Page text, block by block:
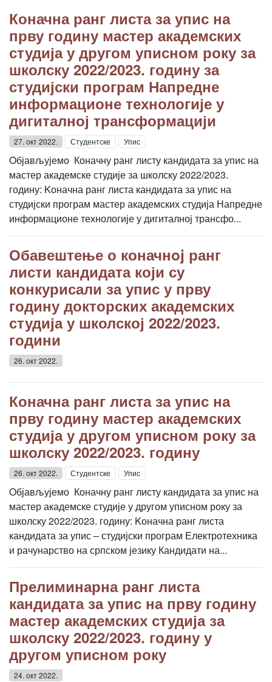
Коначна ранг листа за упис на
прву годину мастер академских
студија у другом уписном року за
школску 2022/2023. годину за
студијски програм Напредне
информационе технологије у
дигиталној трансформацији
27. окт 2022. Студентске Упис
Oбјављујемо Коначну ранг листу кандидата за упис на
мастер академске студије за школску 2022/2023.
годину: Kоначна ранг листа кандидата за упис на
студијски програм мастер академских студија Напредне
информационе технологије у дигиталној трансфо...
Обавештење о коначнoj ранг
листи кандидата који су
конкурисали за упис у прву
годину докторских академских
студија у школској 2022/2023.
години
26. окт 2022.
Коначна ранг листа за упис на
прву годину мастер академских
студија у другом уписном року за
школску 2022/2023. годину
26. окт 2022. Студентске Упис
Oбјављујемо Коначну ранг листу кандидата за упис на
мастер академске студије у другом уписном року за
школску 2022/2023. годину: Kоначна ранг листа
кандидата за упис – студијски програм Електротехника
и рачунарство на српском језику Кандидати на...
Прелиминарна ранг листа
кандидата за упис на прву годину
мастер академских студија за
школску 2022/2023. годину у
другом уписном року
24. окт 2022.